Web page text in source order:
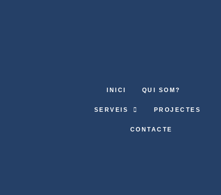
INICI QUI SOM?
SERVEIS PROJECTES
CONTACTE